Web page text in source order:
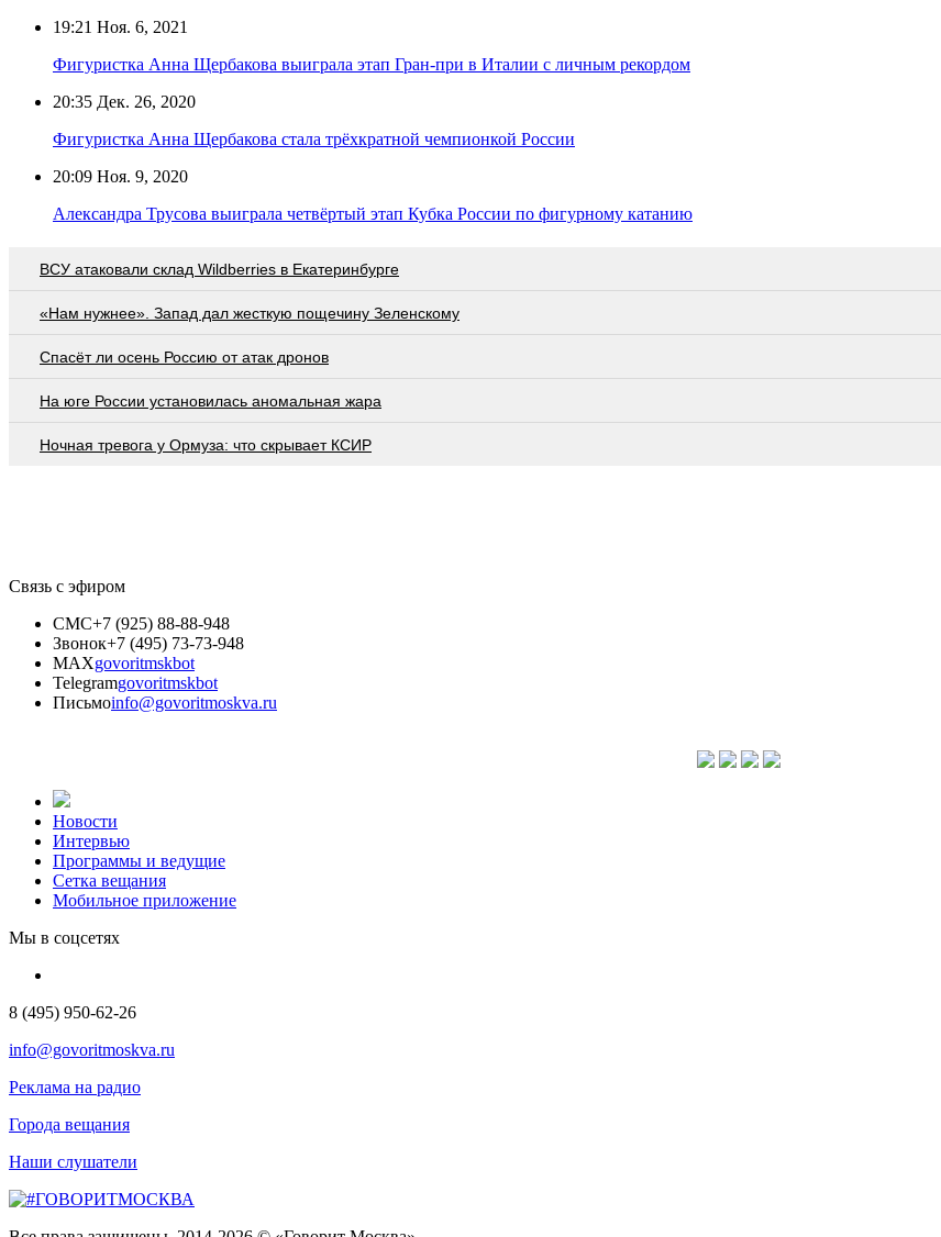
19:21 Ноя. 6, 2021
Фигуристка Анна Щербакова выиграла этап Гран-при в Италии с личным рекордом
20:35 Дек. 26, 2020
Фигуристка Анна Щербакова стала трёхкратной чемпионкой России
20:09 Ноя. 9, 2020
Александра Трусова выиграла четвёртый этап Кубка России по фигурному катанию
ВСУ атаковали склад Wildberries в Екатеринбурге
«Нам нужнее». Запад дал жесткую пощечину Зеленскому
Спасёт ли осень Россию от атак дронов
На юге России установилась аномальная жара
Ночная тревога у Ормуза: что скрывает КСИР
Связь с эфиром
СМС+7 (925) 88-88-948
Звонок+7 (495) 73-73-948
MAXgovoritmskbot
Telegramgovoritmskbot
Письмоinfo@govoritmoskva.ru
Новости
Интервью
Программы и ведущие
Сетка вещания
Мобильное приложение
Мы в соцсетях
8 (495) 950-62-26
info@govoritmoskva.ru
Реклама на радио
Города вещания
Наши слушатели